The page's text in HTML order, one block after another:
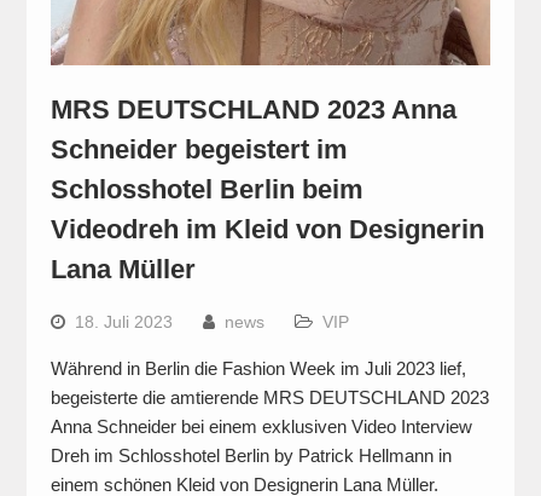
MRS DEUTSCHLAND 2023 Anna
Schneider begeistert im
Schlosshotel Berlin beim
Videodreh im Kleid von Designerin
Lana Müller
18. Juli 2023 news VIP
Während in Berlin die Fashion Week im Juli 2023 lief,
begeisterte die amtierende MRS DEUTSCHLAND 2023
Anna Schneider bei einem exklusiven Video Interview
Dreh im Schlosshotel Berlin by Patrick Hellmann in
einem schönen Kleid von Designerin Lana Müller.